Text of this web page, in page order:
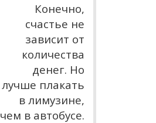
Конечно,
счастье не
зависит от
количества
денег. Но
лучше плакать
в лимузине,
чем в автобусе.